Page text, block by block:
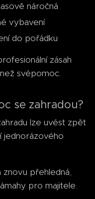
náročná
vybavení
do pořádku
zásah
svépomoc.
se zahradou?
lze uvést zpět
jednorázového
znovu přehledná,
pro majitele.